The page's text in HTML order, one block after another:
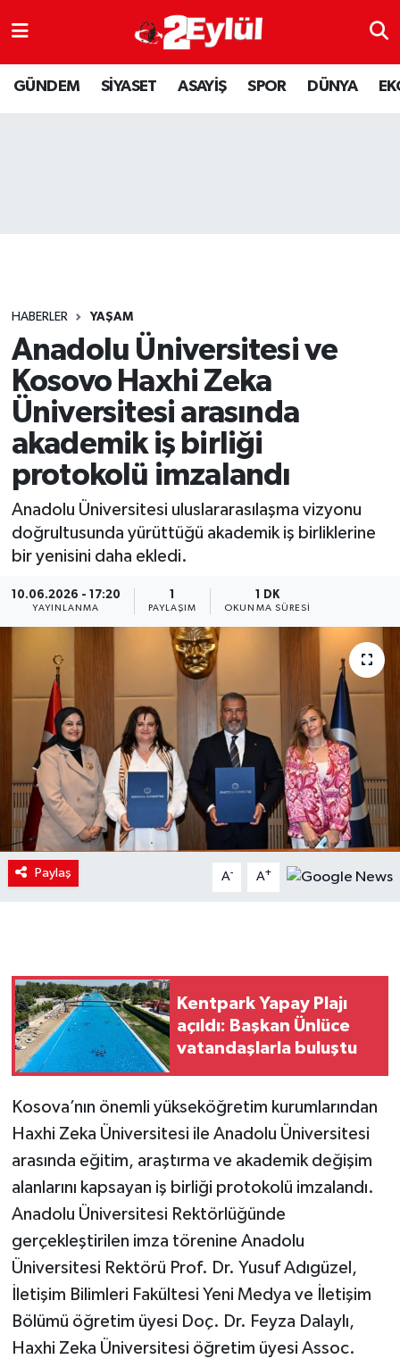
GÜNDEM SİYASET ASAYİŞ SPOR DÜNYA
HABERLER YAŞAM
Anadolu Üniversitesi ve
Kosovo Haxhi Zeka
Üniversitesi arasında
akademik iş birliği
protokolü imzalandı
Anadolu Üniversitesi uluslararasılaşma vizyonu
doğrultusunda yürüttüğü akademik iş birliklerine
bir yenisini daha ekledi.
10.06.2026 - 17:20
YAYINLANMA PAYLAŞIM
1 DK
OKUNMA SÜRESI
Paylaş A- A+
Kentpark Yapay Plajı
açıldı: Başkan Ünlüce
vatandaşlarla buluştu
Kosova’nın önemli yükseköğretim kurumlarından
Haxhi Zeka Üniversitesi ile Anadolu Üniversitesi
arasında eğitim, araştırma ve akademik değişim
alanlarını kapsayan iş birliği protokolü imzalandı.
Anadolu Üniversitesi Rektörlüğünde
gerçekleştirilen imza törenine Anadolu
Üniversitesi Rektörü Prof. Dr. Yusuf Adıgüzel,
İletişim Bilimleri Fakültesi Yeni Medya ve İletişim
Bölümü öğretim üyesi Doç. Dr. Feyza Dalaylı,
Haxhi Zeka Üniversitesi öğretim üyesi Assoc.
ASAYİŞ
DÜNYA
SPOR
YAŞAM
Nöbetçi Eczaneler
Hava Durumu
Son Dakika Haberleri
Haber Arşivi